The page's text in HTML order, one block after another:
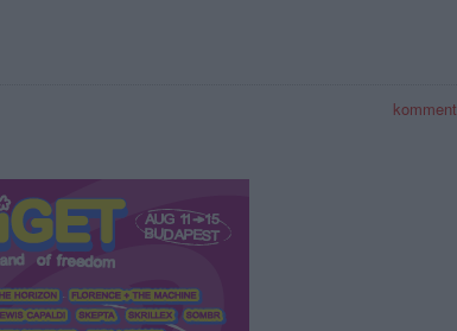
komment